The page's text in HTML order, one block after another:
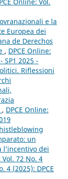
e la
Europea dei
de Derechos
, DPCE Online:
SP1 2025 -
Riflessioni
, DPCE Online:
un
dei
Vol. 72 No. 4
4 (2025): DPCE